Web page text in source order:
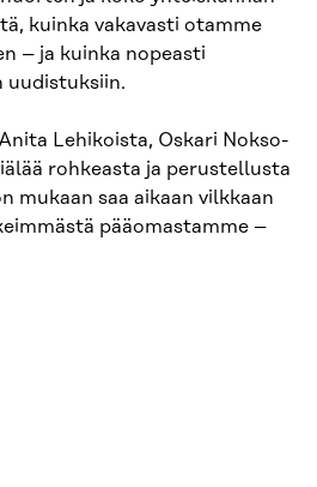
kuinka vakavasti otamme
– ja kuinka nopeasti
uudistuksiin.
Lehikoista, Oskari Nokso-
rohkeasta ja perustellusta
mukaan saa aikaan vilkkaan
pääomastamme –